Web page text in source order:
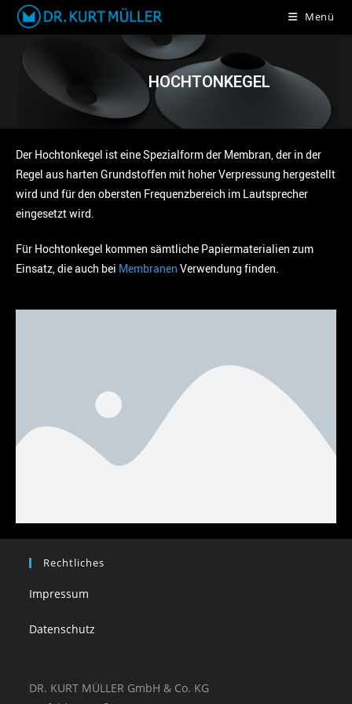
Menü
HOCHTONKEGEL
Der Hochtonkegel ist eine Spezialform der Membran, der in der
Regel aus harten Grundstoffen mit hoher Verpressung hergestellt
wird und für den obersten Frequenzbereich im Lautsprecher
eingesetzt wird.
Für Hochtonkegel kommen sämtliche Papiermaterialien zum
Einsatz, die auch bei Membranen Verwendung finden.
Rechtliches
Impressum
Datenschutz
DR. KURT MÜLLER GmbH & Co. KG